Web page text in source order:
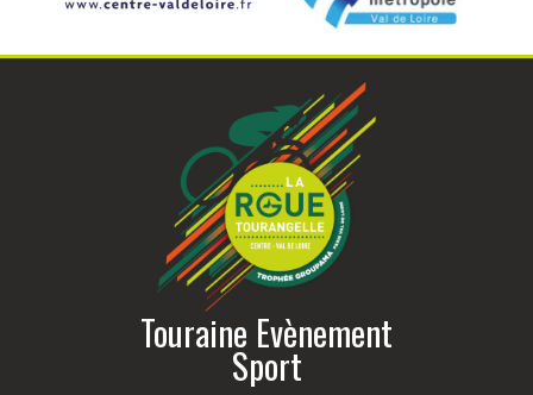
Touraine Evènement
Sport